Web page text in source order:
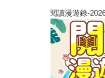
閱讀漫遊錄-